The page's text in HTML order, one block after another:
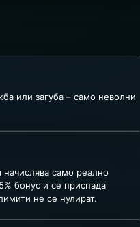
или загуба – само неволни
начислява само реално
бонус и се приспада
не се нулират.